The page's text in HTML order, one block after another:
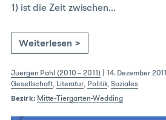
1) ist die Zeit zwischen…
Weiterlesen >
Juergen Pahl (2010 – 2011)| 14. Dezember 2011
Gesellschaft, Literatur, Politik,Soziales
Bezirk: Mitte-Tiergarten-Wedding